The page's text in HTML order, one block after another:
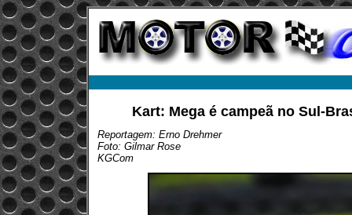
Kart: Mega é campeã no Sul-
Reportagem: Erno Drehmer
Foto: Gilmar Rose
KGCom